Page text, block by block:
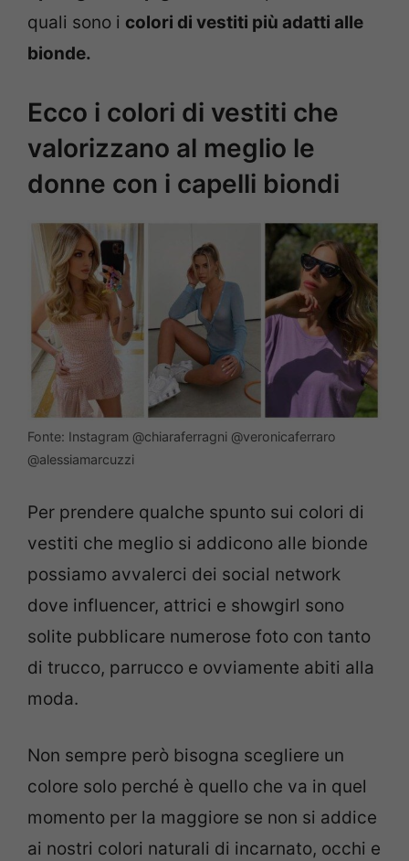
quali sono i colori di vestiti più adatti alle
bionde.
Ecco i colori di vestiti che
valorizzano al meglio le
donne con i capelli biondi
Fonte: Instagram @chiaraferragni @veronicaferraro
@alessiamarcuzzi
Per prendere qualche spunto sui colori di
vestiti che meglio si addicono alle bionde
possiamo avvalerci dei social network
dove influencer, attrici e showgirl sono
solite pubblicare numerose foto con tanto
di trucco, parrucco e ovviamente abiti alla
moda.
Non sempre però bisogna scegliere un
colore solo perché è quello che va in quel
momento per la maggiore se non si addice
ai nostri colori naturali di incarnato, occhi e